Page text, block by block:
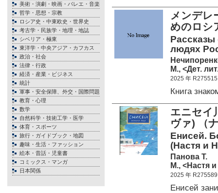
美術・演劇・映画・バレエ・音楽
哲学・思想・宗教
ロシア史・中東欧史・世界史
考古学・民族学・地理・地誌
シベリア・極東
東洋学・中央アジア・カフカス
政治・社会
法律・行政
経済・産業・ビジネス
統計
軍事・安全保障、外交・国際問題
教育・心理
数学
自然科学・技術工学・医学
体育・スポーツ
旅行・ガイドブック・地図
趣味・生活・ファッション
絵本・昔話・児童書
コミックス・マンガ
日本関係
メンデレ
めのロ
людях
М., <Дет.
2025 年 R275515
Книга
エニセ
ヴァ) （
Енисей.
(Настя и
Панова Т.
М., <Настя
2025 年 R275589
Енисей